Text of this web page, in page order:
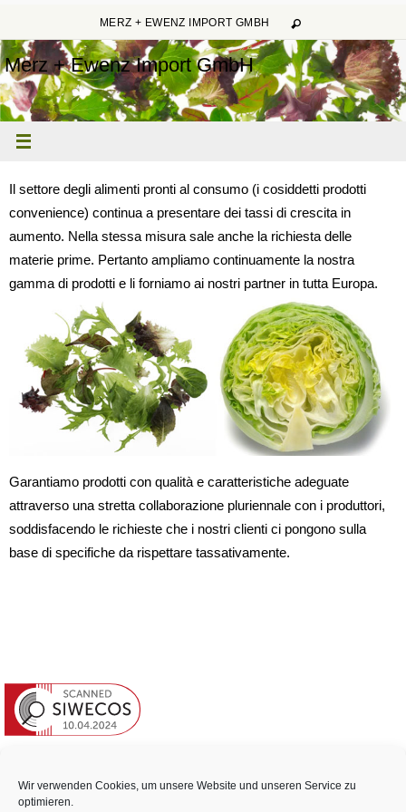
Wir verwenden Cookies, um unsere Website und unseren Service zu
optimieren.
Inhalt
springen
MERZ + EWENZ IMPORT GMBH
Merz + Ewenz Import GmbH
Il settore degli alimenti pronti al consumo (i cosiddetti prodotti
convenience) continua a presentare dei tassi di crescita in
aumento. Nella stessa misura sale anche la richiesta delle
materie prime. Pertanto ampliamo continuamente la nostra
gamma di prodotti e li forniamo ai nostri partner in tutta Europa.
Garantiamo prodotti con qualità e caratteristiche adeguate
attraverso una stretta collaborazione pluriennale con i produttori,
soddisfacendo le richieste che i nostri clienti ci pongono sulla
base di specifiche da rispettare tassativamente.